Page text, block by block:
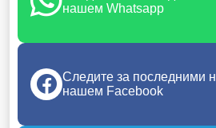
нашем Whatsapp
Следите за последними
нашем Facebook